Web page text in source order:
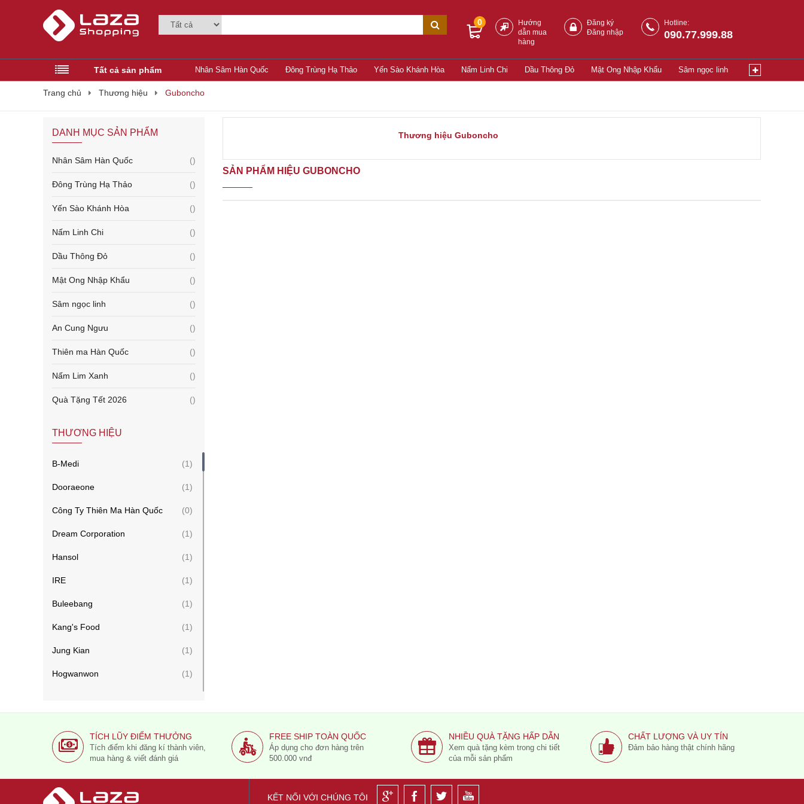
0
Hướng
dẫn mua
hàng
Đăng ký
Đăng nhập
Hotline:
090.77.999.88
Tất cả sản phẩm Nhân Sâm Hàn Quốc Đông Trùng Hạ Thảo Yến Sào Khánh Hòa Nấm Linh Chi Dầu Thông Đỏ Mật Ong Nhập Khẩu Sâm ngọc linh
Trang chủ Thương hiệu Guboncho
DANH MỤC SẢN PHẨM
Nhân Sâm Hàn Quốc ()
Đông Trùng Hạ Thảo ()
Yến Sào Khánh Hòa ()
Nấm Linh Chi ()
Dầu Thông Đỏ ()
Mật Ong Nhập Khẩu ()
Sâm ngọc linh ()
An Cung Ngưu ()
Thiên ma Hàn Quốc ()
Nấm Lim Xanh ()
Quà Tặng Tết 2026 ()
THƯƠNG HIỆU
B-Medi (1)
Dooraeone (1)
Công Ty Thiên Ma Hàn Quốc (0)
Dream Corporation (1)
Hansol (1)
IRE (1)
Buleebang (1)
Kang's Food (1)
Jung Kian (1)
Hogwanwon (1)
INSAM (1)
KIMKANG
Thương hiệu Guboncho
SẢN PHẨM HIỆU GUBONCHO
TÍCH LŨY ĐIỂM THƯỞNG
Tích điểm khi đăng kí thành viên,
mua hàng & viết đánh giá
FREE SHIP TOÀN QUỐC
Áp dụng cho đơn hàng trên
500.000 vnđ
NHIỀU QUÀ TẶNG HẤP DẪN
Xem quà tặng kèm trong chi tiết
của mỗi sản phẩm
CHẤT LƯỢNG VÀ UY TÍN
Đảm bảo hàng thật chính hãng
KẾT NỐI VỚI CHÚNG TÔI